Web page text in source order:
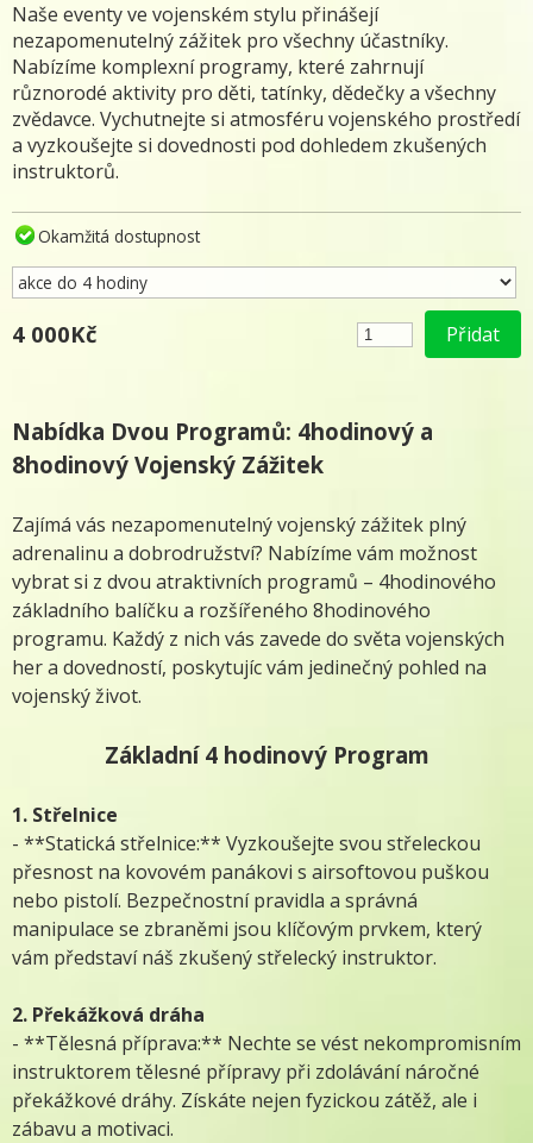
Naše eventy ve vojenském stylu přinášejí
nezapomenutelný zážitek pro všechny účastníky.
Nabízíme komplexní programy, které zahrnují
různorodé aktivity pro děti, tatínky, dědečky a všechny
zvědavce. Vychutnejte si atmosféru vojenského prostředí
a vyzkoušejte si dovednosti pod dohledem zkušených
instruktorů.
Okamžitá dostupnost
4 000Kč
Nabídka Dvou Programů: 4hodinový a
8hodinový Vojenský Zážitek
Zajímá vás nezapomenutelný vojenský zážitek plný
adrenalinu a dobrodružství? Nabízíme vám možnost
vybrat si z dvou atraktivních programů – 4hodinového
základního balíčku a rozšířeného 8hodinového
programu. Každý z nich vás zavede do světa vojenských
her a dovedností, poskytujíc vám jedinečný pohled na
vojenský život.
Základní 4 hodinový Program
1. Střelnice
- **Statická střelnice:** Vyzkoušejte svou střeleckou
přesnost na kovovém panákovi s airsoftovou puškou
nebo pistolí. Bezpečnostní pravidla a správná
manipulace se zbraněmi jsou klíčovým prvkem, který
vám představí náš zkušený střelecký instruktor.
2. Překážková dráha
- **Tělesná příprava:** Nechte se vést nekompromisním
instruktorem tělesné přípravy při zdolávání náročné
překážkové dráhy. Získáte nejen fyzickou zátěž, ale i
zábavu a motivaci.